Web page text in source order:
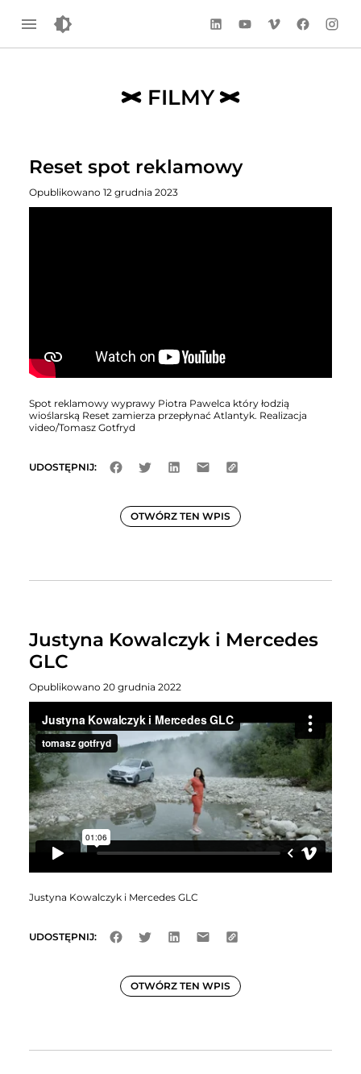
LinkedInYouTubeVimeoFacebook
FILMY
Reset spot reklamowy
Opublikowano 12 grudnia 2023
Spot reklamowy wyprawy Piotra Pawelca który łodzią
wioślarską Reset zamierza przepłynać Atlantyk. Realizacja
video/Tomasz Gotfryd
UDOSTĘPNIJ:
OTWÓRZ TEN WPIS
Justyna Kowalczyk i Mercedes
GLC
Opublikowano 20 grudnia 2022
Justyna Kowalczyk i Mercedes GLC
UDOSTĘPNIJ:
OTWÓRZ TEN WPIS